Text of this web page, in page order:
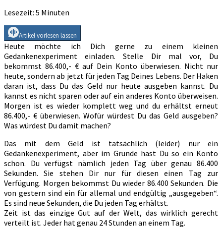
Lesezeit: 5 Minuten
Artikel vorlesen lassen
Heute möchte ich Dich gerne zu einem kleinen
Gedankenexperiment einladen. Stelle Dir mal vor, Du
bekommst 86.400,- € auf Dein Konto überwiesen. Nicht nur
heute, sondern ab jetzt für jeden Tag Deines Lebens. Der Haken
daran ist, dass Du das Geld nur heute ausgeben kannst. Du
kannst es nicht sparen oder auf ein anderes Konto überweisen.
Morgen ist es wieder komplett weg und du erhältst erneut
86.400,- € überwiesen. Wofür würdest Du das Geld ausgeben?
Was würdest Du damit machen?
Das mit dem Geld ist tatsächlich (leider) nur ein
Gedankenexperiment, aber im Grunde hast Du so ein Konto
schon. Du verfügst nämlich jeden Tag über genau 86.400
Sekunden. Sie stehen Dir nur für diesen einen Tag zur
Verfügung. Morgen bekommst Du wieder 86.400 Sekunden. Die
von gestern sind ein für allemal und endgültig „ausgegeben“.
Es sind neue Sekunden, die Du jeden Tag erhältst.
Zeit ist das einzige Gut auf der Welt, das wirklich gerecht
verteilt ist. Jeder hat genau 24 Stunden an einem Tag.